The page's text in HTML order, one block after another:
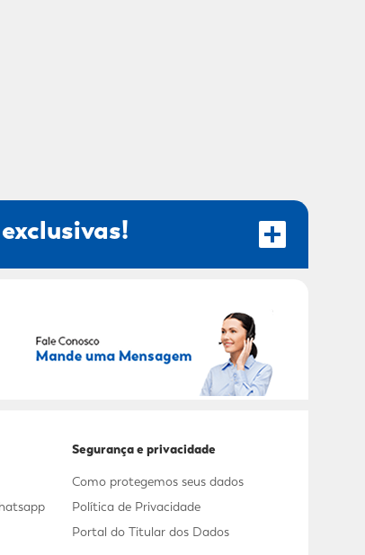
RECEBER OFERTAS EXCLUSIVAS!
Segurança e privacidade
Como protegemos seus dados
Política de Privacidade
Portal do Titular dos Dados